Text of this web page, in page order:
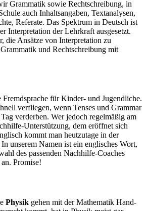
Grammatik sowie Rechtschreibung, in
auch Inhaltsangaben, Textanalysen,
Referate. Das Spektrum in Deutsch ist
Interpretation der Lehrkraft ausgesetzt.
die Ansätze von Interpretation zu
und Rechtschreibung mit
Fremdsprache für Kinder- und Jugendliche.
verfliegen, wenn Tenses und Grammar
verderben. Wer jedoch regelmäßig am
Unterstützung, dem eröffnet sich
kommt man heutzutage in der
unserem Namen ist ein englisches Wort,
des passenden Nachhilfe-Coaches
Promise!
Physik gehen mit der Mathematik Hand-